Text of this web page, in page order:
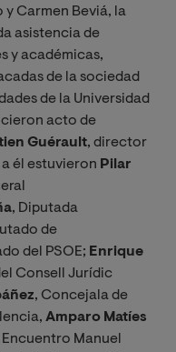
y Carmen Beviá, la
asistencia de
y académicas,
de la sociedad
de la Universidad
acto de
Guérault, director
él estuvieron Pilar
, Diputada
de
del PSOE; Enrique
Consell Jurídic
, Concejala de
Amparo Matíes
Manuel